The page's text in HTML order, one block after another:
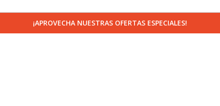
¡APROVECHA NUESTRAS OFERTAS ESPECIALES!